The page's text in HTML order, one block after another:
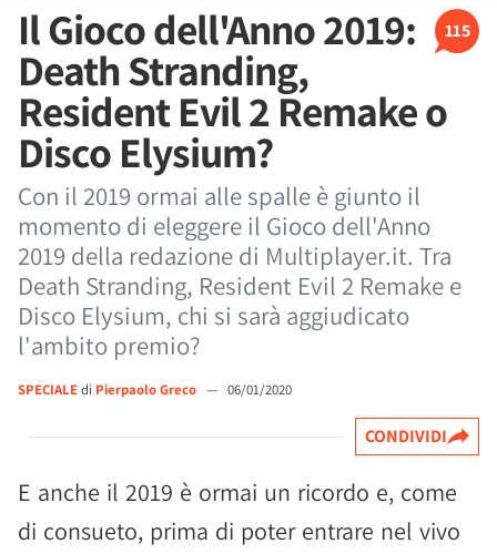
115
Il Gioco dell'Anno 2019:
Death Stranding,
Resident Evil 2 Remake o
Disco Elysium?
Con il 2019 ormai alle spalle è giunto il
momento di eleggere il Gioco dell'Anno
2019 della redazione di Multiplayer.it. Tra
Death Stranding, Resident Evil 2 Remake e
Disco Elysium, chi si sarà aggiudicato
l'ambito premio?
SPECIALEdi Pierpaolo Greco — 06/01/2020
CONDIVIDI
E anche il 2019 è ormai un ricordo e, come
di consueto, prima di poter entrare nel vivo